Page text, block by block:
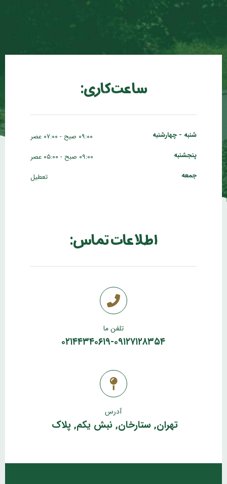
ساعت کاری:
شنبه - چهارشنبه
۰۹:۰۰ صبح - ۰۷:۰۰ عصر
پنجشنبه
۰۹:۰۰ صبح - ۰۵:۰۰ عصر
جمعه
تعطیل
اطلاعات تماس:
تلفن ما
۰۲۱۴۴۳۴۰۶۱۹-۰۹۱۲۷۱۲۸۳۵۴
آدرس
تهران, ستارخان, نبش یکم, پلاک